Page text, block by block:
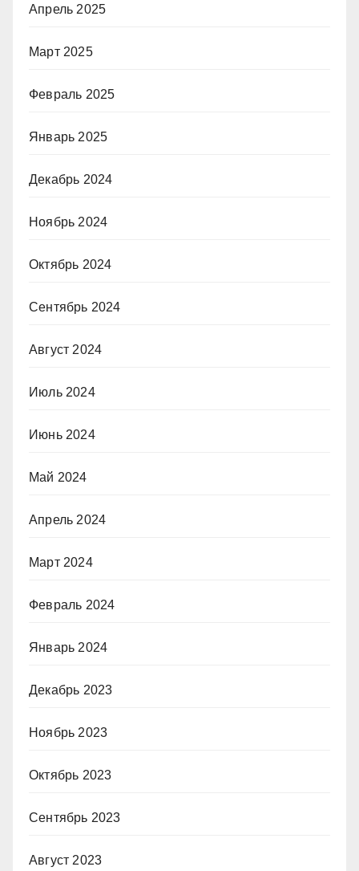
Апрель 2025
Март 2025
Февраль 2025
Январь 2025
Декабрь 2024
Ноябрь 2024
Октябрь 2024
Сентябрь 2024
Август 2024
Июль 2024
Июнь 2024
Май 2024
Апрель 2024
Март 2024
Февраль 2024
Январь 2024
Декабрь 2023
Ноябрь 2023
Октябрь 2023
Сентябрь 2023
Август 2023